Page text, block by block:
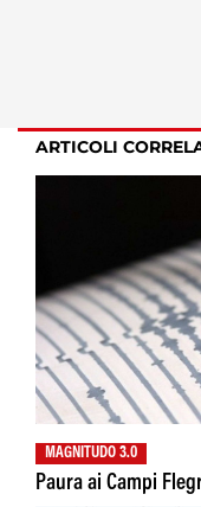
ARTICOLI
MAGNITUDO 3.0
Paura ai Campi